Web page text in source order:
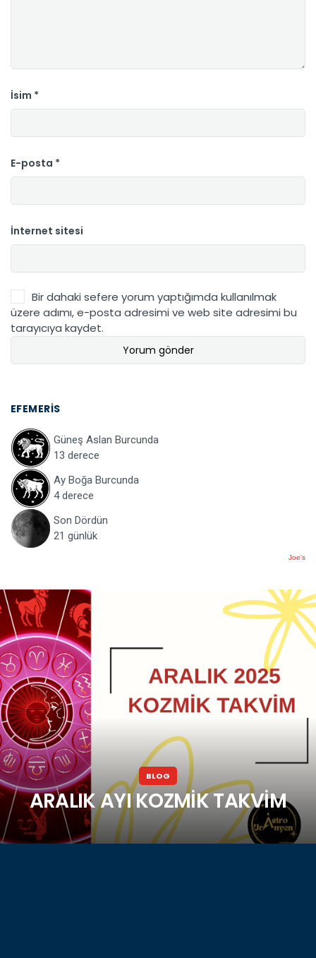
İsim *
E-posta *
İnternet sitesi
Bir dahaki sefere yorum yaptığımda kullanılmak
üzere adımı, e-posta adresimi ve web site adresimi bu
tarayıcıya kaydet.
EFEMERIS
Güneş Aslan Burcunda
13 derece
Ay Boğa Burcunda
4 derece
Son Dördün
21 günlük
Joe's
BLOG
ARALIK AYI KOZMİK TAKVİM